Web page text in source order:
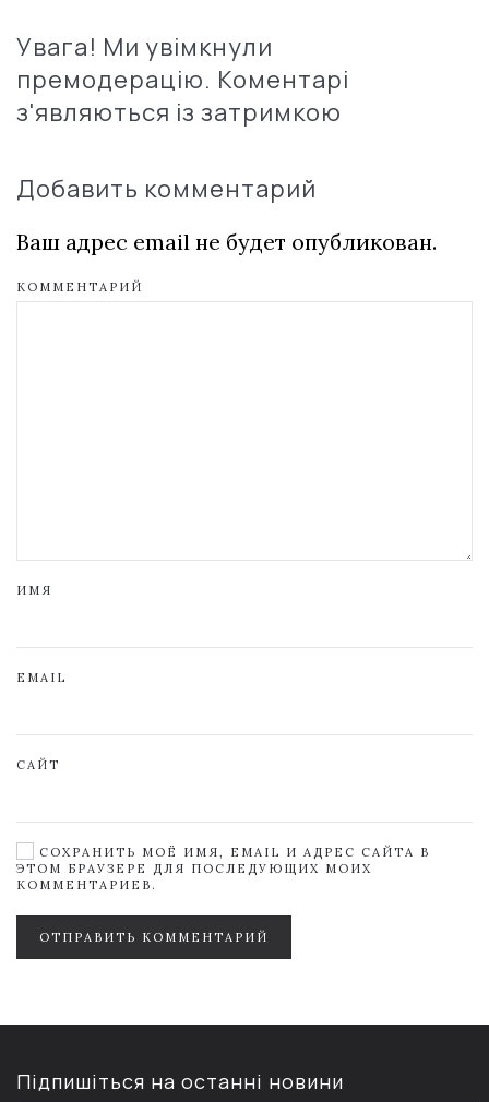
Увага! Ми увімкнули
премодерацію. Коментарі
з'являються із затримкою
Добавить комментарий
Ваш адрес email не будет опубликован.
КОММЕНТАРИЙ
ИМЯ
EMAIL
САЙТ
СОХРАНИТЬ МОЁ ИМЯ, EMAIL И АДРЕС САЙТА В
ЭТОМ БРАУЗЕРЕ ДЛЯ ПОСЛЕДУЮЩИХ МОИХ
КОММЕНТАРИЕВ.
ОТПРАВИТЬ КОММЕНТАРИЙ
Підпишіться на останні новини